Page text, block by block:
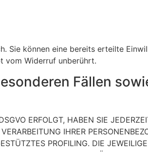
Sie können eine bereits erteilte
vom Widerruf unberührt.
Fällen
ERFOLGT, HABEN SIE
IHRER
PROFILING. DIE JEWEILIGE